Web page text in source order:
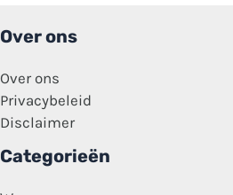
Over ons
Over ons
Privacybeleid
Disclaimer
Categorieën